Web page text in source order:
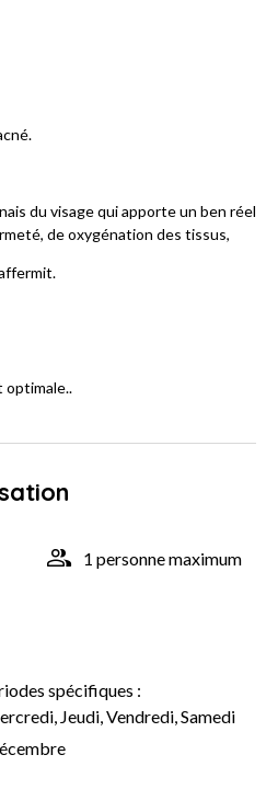
du visage qui apporte un ben réel
de oxygénation des tissus,
optimale..
1 personne maximum
spécifiques :
Jeudi, Vendredi, Samedi